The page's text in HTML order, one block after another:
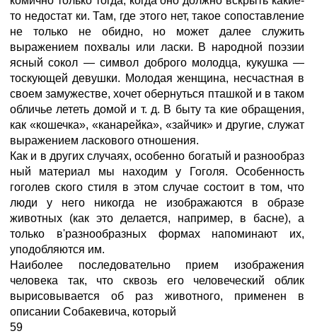
то недостат ки. Там, где этого нет, такое сопоставление
не только не обидно, но может далее служить
выражением похвалы или ласки. В народной поэзии
ясный сокол — символ доброго молодца, кукушка —
тоскующей девушки. Молодая женщина, несчастная в
своем замужестве, хочет обернуться пташкой и в таком
обличье лететь домой и т. д. В быту та кие обращения,
как «кошечка», «канарейка», «зайчик» и другие, служат
выражением ласкового отношения.
Как и в других случаях, особенно богатый и разнообраз
ный материал мы находим у Гоголя. Особенность
гоголев ского стиля в этом случае состоит в том, что
люди у него никогда не изображаются в образе
животных (как это делается, например, в басне), а
только в'разнообразных формах напоминают их,
уподобляются им.
Наиболее последовательно прием изображения
человека так, что сквозь его человеческий облик
вырисовывается об раз животного, применен в
описании Собакевича, который
59